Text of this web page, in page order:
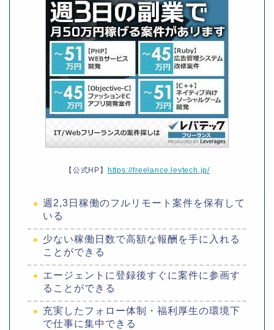
【公式HP】 https://freelance.levtech.jp/
週2,3日稼働のフルリモート案件を保有して
いる
少ない稼働日数で高額な報酬を手に入れる
ことができる
エージェントに登録後すぐに案件に参画す
ることができる
充実したフォロー体制・福利厚生の環境下
で仕事に集中できる